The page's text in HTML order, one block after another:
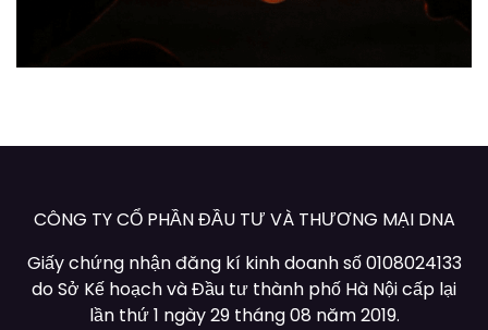
CÔNG TY CỔ PHẦN ĐẦU TƯ VÀ THƯƠNG MẠI DNA
Giấy chứng nhận đăng kí kinh doanh số 0108024133
do Sở Kế hoạch và Đầu tư thành phố Hà Nội cấp lại
lần thứ 1 ngày 29 tháng 08 năm 2019.